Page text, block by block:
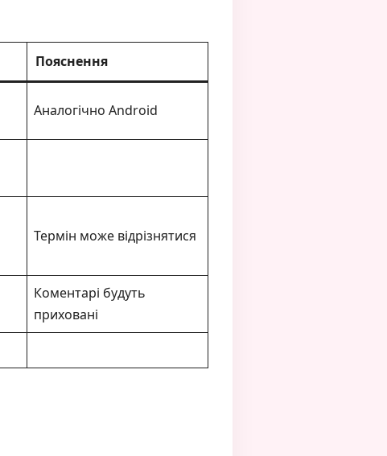
Пояснення
Аналогічно Android
Термін може відрізнятися
Коментарі будуть
приховані